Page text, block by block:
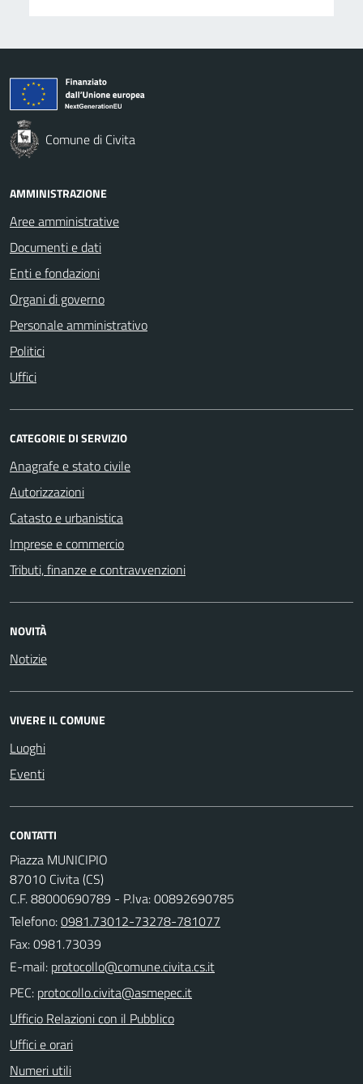
Comune di Civita
AMMINISTRAZIONE
Aree amministrative
Documenti e dati
Enti e fondazioni
Organi di governo
Personale amministrativo
Politici
Uffici
CATEGORIE DI SERVIZIO
Anagrafe e stato civile
Autorizzazioni
Catasto e urbanistica
Imprese e commercio
Tributi, finanze e contravvenzioni
NOVITÀ
Notizie
VIVERE IL COMUNE
Luoghi
Eventi
CONTATTI
Piazza MUNICIPIO
87010 Civita (CS)
C.F. 88000690789 - P.Iva: 00892690785
Telefono:0981.73012-73278-781077
Fax: 0981.73039
E-mail:
PEC:
Ufficio Relazioni con il Pubblico
Uffici e orari
Numeri utili